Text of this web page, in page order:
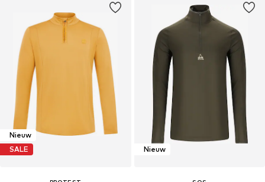
Nieuw
SALE
Nieuw